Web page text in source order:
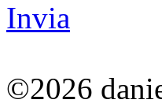
Invia
©2026